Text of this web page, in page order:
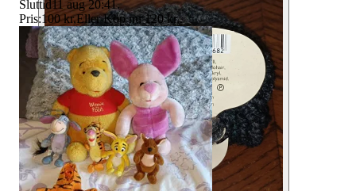
Sluttid11 aug 20:41.
Pris:100 kr,Eller Köp nu 120 kr,.